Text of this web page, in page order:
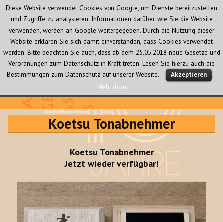
Audio Creativ
MENÜ
UND
Koetsu Tonabnehmer
Koetsu Tonabnehmer
Jetzt wieder verfügbar!
Diese Website verwendet Cookies von Google, um Dienste bereitzustellen
und Zugriffe zu analysieren. Informationen darüber, wie Sie die Website
verwenden, werden an Google weitergegeben. Durch die Nutzung dieser
Website erklären Sie sich damit einverstanden, dass Cookies verwendet
werden. Bitte beachten Sie auch, dass ab dem 25.05.2018 neue Gesetze und
Verordnungen zum Datenschutz in Kraft treten. Lesen Sie hierzu auch die
Bestimmungen zum Datenschutz auf unserer Website.
Akzeptieren
Mehr dazu